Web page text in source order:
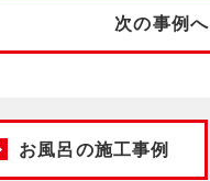
次の事例へ
お風呂の施工事例